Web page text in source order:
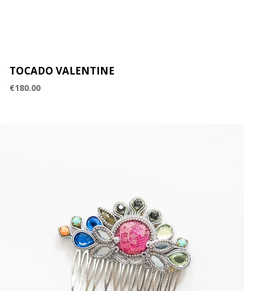
TOCADO VALENTINE
€180.00